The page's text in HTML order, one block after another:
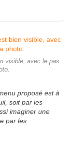
visible, avec le pas
proposé est à
soit par les
imaginer une
par les